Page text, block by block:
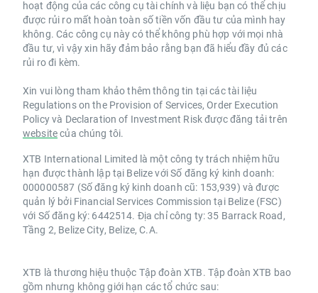
hoạt động của các công cụ tài chính và liệu bạn có thể chịu
được rủi ro mất hoàn toàn số tiền vốn đầu tư của mình hay
không. Các công cụ này có thể không phù hợp với mọi nhà
đầu tư, vì vậy xin hãy đảm bảo rằng bạn đã hiểu đầy đủ các
rủi ro đi kèm.
Xin vui lòng tham khảo thêm thông tin tại các tài liệu
Regulations on the Provision of Services, Order Execution
Policy và Declaration of Investment Risk được đăng tải trên
websitecủa chúng tôi.
XTB International Limited là một công ty trách nhiệm hữu
hạn được thành lập tại Belize với Số đăng ký kinh doanh:
000000587 (Số đăng ký kinh doanh cũ: 153,939) và được
quản lý bởi Financial Services Commission tại Belize (FSC)
với Số đăng ký: 6442514. Địa chỉ công ty: 35 Barrack Road,
Tầng 2, Belize City, Belize, C.A.
XTB là thương hiệu thuộc Tập đoàn XTB. Tập đoàn XTB bao
gồm nhưng không giới hạn các tổ chức sau: